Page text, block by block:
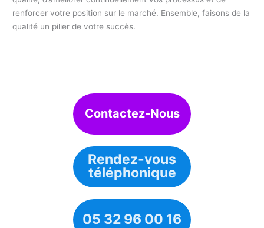
renforcer votre position sur le marché. Ensemble, faisons de la
qualité un pilier de votre succès.
Contactez-Nous
Rendez-vous
téléphonique
05 32 96 00 16